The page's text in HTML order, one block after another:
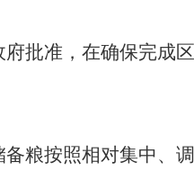
批准，在确保完成
粮按照相对集中、